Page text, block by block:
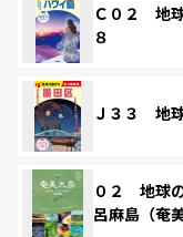
Ｃ０２ 地
８
Ｊ３３ 地
０２ 地球
呂麻島（奄